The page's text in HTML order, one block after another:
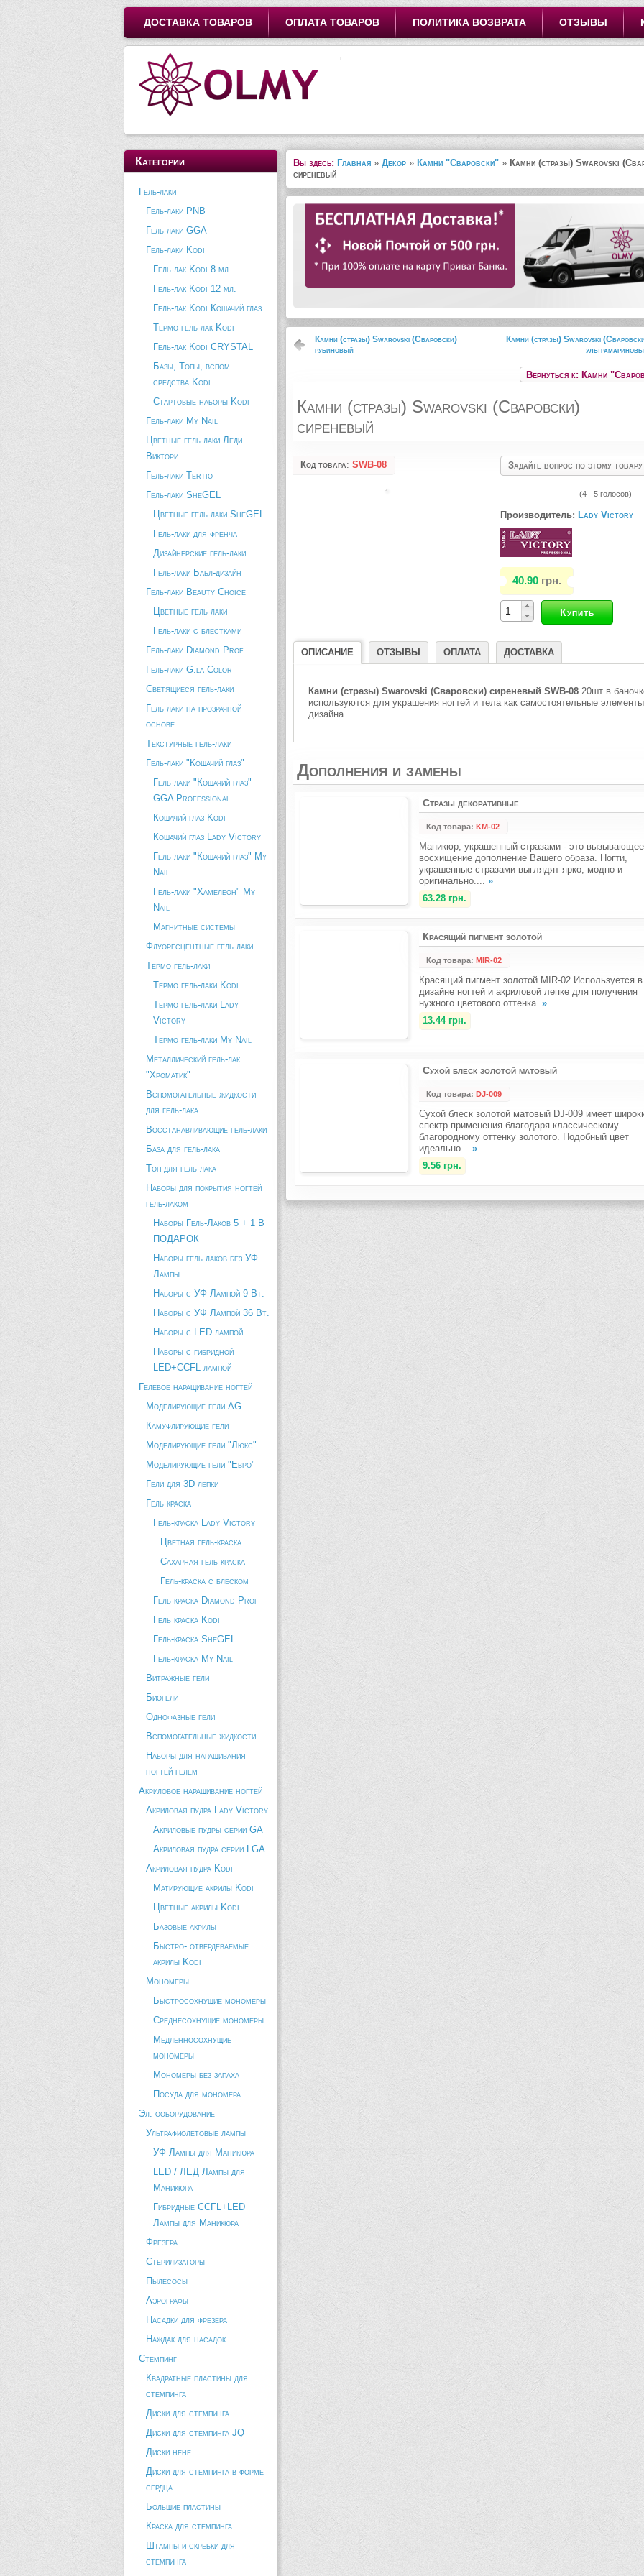
ДОСТАВКА ТОВАРОВ ОПЛАТА ТОВАРОВ ПОЛИТИКА ВОЗВРАТА ОТЗЫВЫ
Категории
Гель-лаки
Гель-лаки PNB
Гель-лаки GGA
Гель-лаки Kodi
Гель-лак Kodi 8 мл.
Гель-лак Kodi 12 мл.
Гель-лак Kodi Кошачий глаз
Термо гель-лак Kodi
Гель-лак Kodi CRYSTAL
Базы, Топы, вспом.
средства Kodi
Стартовые наборы Kodi
Гель-лаки My Nail
Цветные гель-лаки Леди
Виктори
Гель-лаки Tertio
Гель-лаки SheGEL
Цветные гель-лаки SheGEL
Гель-лаки для френча
Дизайнерские гель-лаки
Гель-лаки Бабл-дизайн
Гель-лаки Beauty Choice
Цветные гель-лаки
Гель-лаки с блестками
Гель-лаки Diamond Prof
Гель-лаки G.la Color
Светящиеся гель-лаки
Гель-лаки на прозрачной
основе
Текстурные гель-лаки
Гель-лаки "Кошачий глаз"
Гель-лаки "Кошачий глаз"
GGA Professional
Кошачий глаз Kodi
Кошачий глаз Lady Victory
Гель лаки "Кошачий глаз" My
Nail
Гель-лаки "Хамелеон" My
Nail
Магнитные системы
Флуоресцентные гель-лаки
Термо гель-лаки
Термо гель-лаки Kodi
Термо гель-лаки Lady
Victory
Термо гель-лаки My Nail
Металлический гель-лак
"Хроматик"
Вспомогательные жидкости
для гель-лака
Восстанавливающие гель-лаки
База для гель-лака
Топ для гель-лака
Наборы для покрытия ногтей
гель-лаком
Наборы Гель-Лаков 5 + 1 В
ПОДАРОК
Наборы гель-лаков без УФ
Лампы
Наборы с УФ Лампой 9 Вт.
Наборы с УФ Лампой 36 Вт.
Наборы с LED лампой
Наборы с гибридной
LED+CCFL лампой
Гелевое наращивание ногтей
Моделирующие гели AG
Камуфлирующие гели
Моделирующие гели "Люкс"
Моделирующие гели "Евро"
Гели для 3D лепки
Гель-краска
Гель-краска Lady Victory
Цветная гель-краска
Сахарная гель краска
Гель-краска с блеском
Гель-краска Diamond Prof
Гель краска Kodi
Гель-краска SheGEL
Гель-краска My Nail
Витражные гели
Биогели
Однофазные гели
Вспомогательные жидкости
Наборы для наращивания
ногтей гелем
Акриловое наращивание ногтей
Акриловая пудра Lady Victory
Акриловые пудры серии GA
Акриловая пудра серии LGA
Акриловая пудра Kodi
Матирующие акрилы Kodi
Цветные акрилы Kodi
Базовые акрилы
Быстро- отвердеваемые
акрилы Kodi
Мономеры
Быстросохнущие мономеры
Среднесохнущие мономеры
Медленносохнущие
мономеры
Мономеры без запаха
Посуда для мономера
Эл. ооборудование
Ультрафиолетовые лампы
УФ Лампы для Маникюра
LED / ЛЕД Лампы для
Маникюра
Гибридные CCFL+LED
Лампы для Маникюра
Фрезера
Стерилизаторы
Пылесосы
Аэрографы
Насадки для фрезера
Наждак для насадок
Стемпинг
Квадратные пластины для
стемпинга
Диски для стемпинга
Диски для стемпинга JQ
Диски hehe
Диски для стемпинга в форме
сердца
Большие пластины
Краска для стемпинга
Штампы и скребки для
стемпинга
Вы здесь: Главная » Декор » Камни "Сваровски" » Камни (стразы) Swarovski
сиреневый
Камни (стразы) Swarovski (Сваровски)
рубиновый
Камни (стразы) Swarovski
Вернуться к: Камни
Камни (стразы) Swarovski (Сваровски)
сиреневый
Код товара: SWB-08 Задайте вопрос по этому товару
(4 - 5 голосов)
Производитель: Lady Victory
40.90 грн.
ОПИСАНИЕ ОТЗЫВЫ ОПЛАТА ДОСТАВКА
Камни (стразы) Swarovski (Сваровски) сиреневый SWB-08 20шт в
используются для украшения ногтей и тела как самостоятельные элементы
дизайна.
Дополнения и замены
Стразы декоративные
Код товара: KM-02
Маникюр, украшенный стразами - это вызывающее
восхищение дополнение Вашего образа. Ногти,
украшенные стразами выглядят ярко, модно и
оригинально.... »
63.28 грн.
Красящий пигмент золотой
Код товара: MIR-02
Красящий пигмент золотой MIR-02 Используется в
дизайне ногтей и акриловой лепке для получения
нужного цветового оттенка. »
13.44 грн.
Сухой блеск золотой матовый
Код товара: DJ-009
Сухой блеск золотой матовый DJ-009 имеет
спектр применения благодаря классическому
благородному оттенку золотого. Подобный цвет
идеально... »
9.56 грн.